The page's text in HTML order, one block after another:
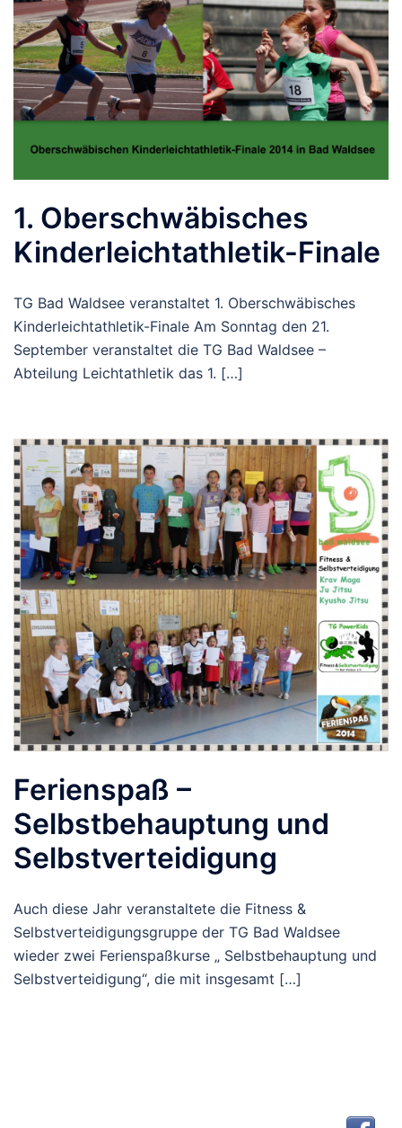
1. Oberschwäbisches
Kinderleichtathletik-Finale
TG Bad Waldsee veranstaltet 1. Oberschwäbisches
Kinderleichtathletik-Finale Am Sonntag den 21.
September veranstaltet die TG Bad Waldsee –
Abteilung Leichtathletik das 1. […]
Ferienspaß –
Selbstbehauptung und
Selbstverteidigung
Auch diese Jahr veranstaltete die Fitness &
Selbstverteidigungsgruppe der TG Bad Waldsee
wieder zwei Ferienspaßkurse „ Selbstbehauptung und
Selbstverteidigung“, die mit insgesamt […]